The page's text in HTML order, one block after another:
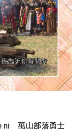
ni｜萬山部落勇士